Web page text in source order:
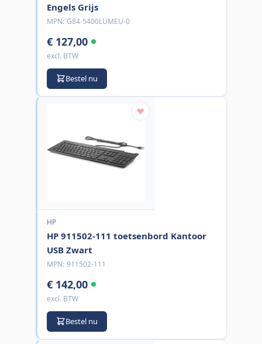
Engels Grijs
MPN: G84-5400LUMEU-0
€ 127,00
excl. BTW
Bestel nu
HP
HP 911502-111 toetsenbord Kantoor
USB Zwart
MPN: 911502-111
€ 142,00
excl. BTW
Bestel nu